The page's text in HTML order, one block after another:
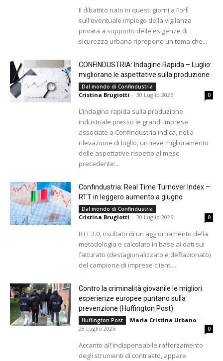
Il dibattito nato in questi giorni a Forlì
sull'eventuale impiego della vigilanza
privata a supporto delle esigenze di
sicurezza urbana ripropone un tema che...
CONFINDUSTRIA: Indagine Rapida – Luglio:
migliorano le aspettative sulla produzione
Dal mondo di Confindustria
Cristina Brugiotti - 30 Luglio 2026 0
L’indagine rapida sulla produzione
industriale presso le grandi imprese
associate a Confindustria indica, nella
rilevazione di luglio, un lieve miglioramento
delle aspettative rispetto al mese
precedente:...
Confindustria: Real Time Turnover Index –
RTT in leggero aumento a giugno
Dal mondo di Confindustria
Cristina Brugiotti - 30 Luglio 2026 0
RTT 2.0, risultato di un aggiornamento della
metodologia e calcolato in base ai dati sul
fatturato (destagionalizzato e deflazionato)
del campione di imprese clienti...
Contro la criminalità giovanile le migliori
esperienze europee puntano sulla
prevenzione (Huffington Post)
Huffington Post Maria Cristina Urbano -
28 Luglio 2026
0
Accanto all'indispensabile rafforzamento
degli strumenti di contrasto, appare